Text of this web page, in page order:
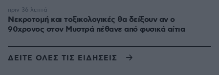
Νεκροτομή και τοξικολογικές θα δείξουν αν ο
90χρονος στον Μυστρά πέθανε από φυσικά αίτια
πριν 36 λεπτά
ΔΕΙΤΕ ΟΛΕΣ ΤΙΣ ΕΙΔΗΣΕΙΣ